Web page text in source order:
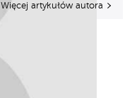
Więcej artykułów autora